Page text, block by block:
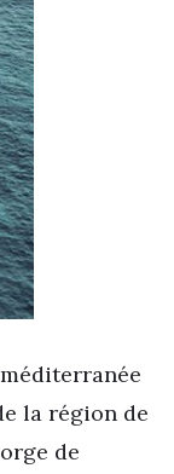
la région de
de